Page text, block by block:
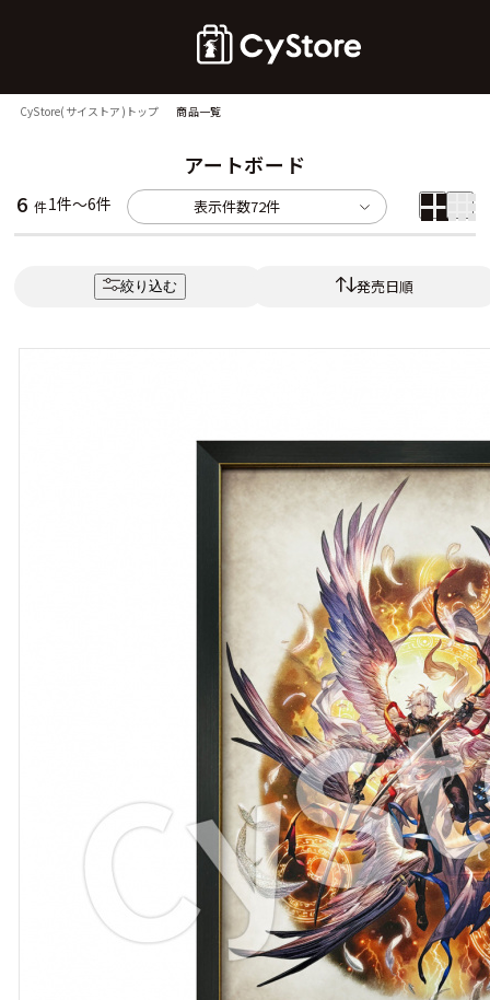
CyStore(サイストア)トップ 商品一覧
アートボード
6 件1件～6件 表示件数72件
絞り込む 発売日順